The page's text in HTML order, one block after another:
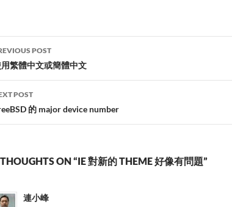
POST
繁體中文或簡體中文
POST
的 major device number
ON “IE 對新的 THEME 好像有問題”
連小峰